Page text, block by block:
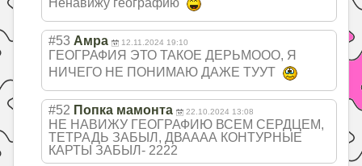
#53 Амра 12.11.2024 19:10
ГЕОГРАФИЯ ЭТО ТАКОЕ ДЕРЬМООО, Я
НИЧЕГО НЕ ПОНИМАЮ ДАЖЕ ТУУТ
#52 Попка мамонта 22.10.2024 13:08
НЕ НАВИЖУ ГЕОГРАФИЮ ВСЕМ СЕРДЦЕМ,
ТЕТРАДЬ ЗАБЫЛ, ДВАААА КОНТУРНЫЕ
КАРТЫ ЗАБЫЛ- 2222